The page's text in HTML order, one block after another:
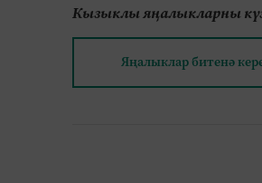
Кызыклы яңалыкларны
Яңалыклар битенә